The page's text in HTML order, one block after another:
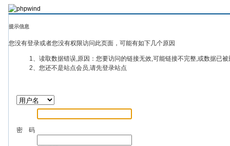
提示信息
您没有登录或者您没有权限访问此页面，可能有如下几个原因
1、读取数据错误,原因：您要访问的链接无效,可能链接不完整,或数据已
2、您还不是站点会员,请先登录站点
密 码